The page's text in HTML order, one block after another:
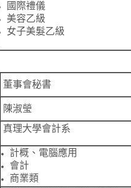
國際禮儀
美容乙級
女子美髮乙級
董事會秘書
陳淑瑩
真理大學會計系
計概、 電腦應用
會計
商業類